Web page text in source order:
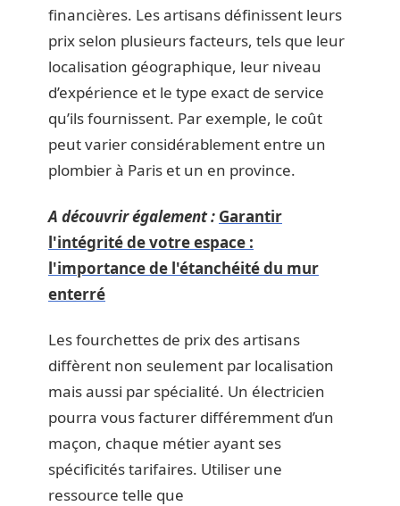
financières. Les artisans définissent leurs
prix selon plusieurs facteurs, tels que leur
localisation géographique, leur niveau
d’expérience et le type exact de service
qu’ils fournissent. Par exemple, le coût
peut varier considérablement entre un
plombier à Paris et un en province.
A découvrir également : Garantir
l'intégrité de votre espace :
l'importance de l'étanchéité du mur
enterré
Les fourchettes de prix des artisans
diffèrent non seulement par localisation
mais aussi par spécialité. Un électricien
pourra vous facturer différemment d’un
maçon, chaque métier ayant ses
spécificités tarifaires. Utiliser une
ressource telle que